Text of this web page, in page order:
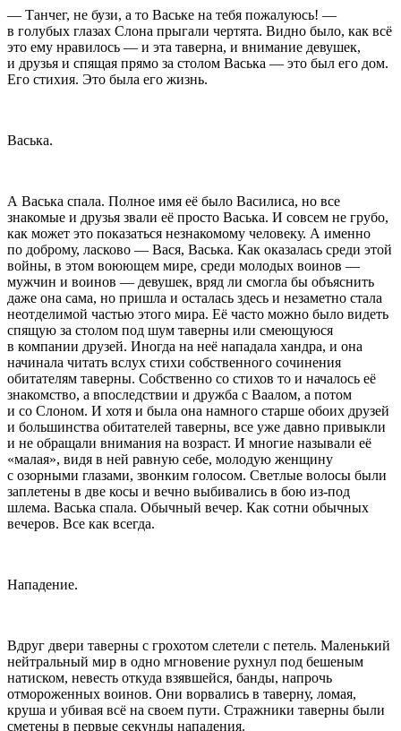
— Танчег, не бузи, а то Ваське на тебя пожалуюсь! —
в голубых глазах Слона прыгали чертята. Видно было, как всё
это ему нравилось — и эта таверна, и внимание девушек,
и друзья и спящая прямо за столом Васька — это был его дом.
Его стихия. Это была его жизнь.
Васька.
А Васька спала. Полное имя её было Василиса, но все
знакомые и друзья звали её просто Васька. И совсем не грубо,
как может это показаться незнакомому человеку. А именно
по доброму, ласково — Вася, Васька. Как оказалась среди этой
войны, в этом воюющем мире, среди молодых воинов —
мужчин и воинов — девушек, вряд ли смогла бы объяснить
даже она сама, но пришла и осталась здесь и незаметно стала
неотделимой частью этого мира. Её часто можно было видеть
спящую за столом под шум таверны или смеющуюся
в компании друзей. Иногда на неё нападала хандра, и она
начинала читать вслух стихи собственного сочинения
обитателям таверны. Собственно со стихов то и началось её
знакомство, а впоследствии и дружба с Ваалом, а потом
и со Слоном. И хотя и была она намного старше обоих друзей
и большинства обитателей таверны, все уже давно привыкли
и не обращали внимания на возраст. И многие называли её
«малая», видя в ней равную себе, молодую женщину
с озорными глазами, звонким голосом. Светлые волосы были
заплетены в две косы и вечно выбивались в бою из-под
шлема. Васька спала. Обычный вечер. Как сотни обычных
вечеров. Все как всегда.
Нападение.
Вдруг двери таверны с грохотом слетели с петель. Маленький
нейтральный мир в одно мгновение рухнул под бешеным
натиском, невесть откуда взявшейся, банды, напрочь
отмороженных воинов. Они ворвались в таверну, ломая,
круша и убивая всё на своем пути. Стражники таверны были
сметены в первые секунды нападения.